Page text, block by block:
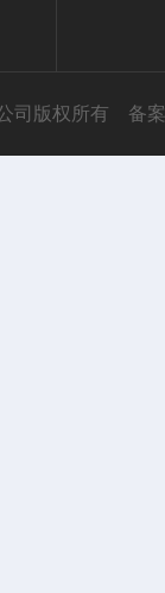
司版权所有 备